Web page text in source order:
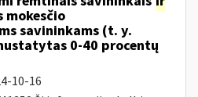
mokesčio
savininkams (t. y.
0-40 procentų
10-16